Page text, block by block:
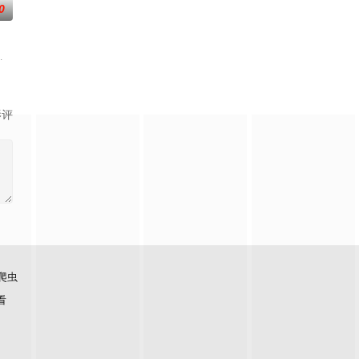
中完成复仇，将施暴者
却被命运交织在一起！善恶难辨的男人“驯鹿”，身怀六甲的
,尹铸胜
评
虫